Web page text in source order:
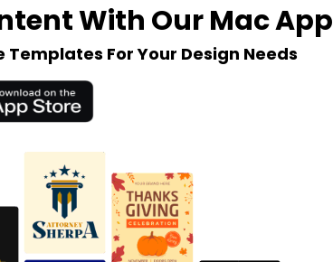
With Our Mac App
For Your Design Needs